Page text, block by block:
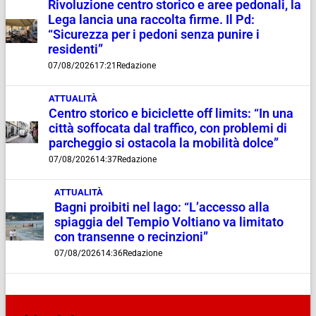
Rivoluzione centro storico e aree pedonali, la
Lega lancia una raccolta firme. Il Pd:
“Sicurezza per i pedoni senza punire i
residenti”
07/08/202617:21 Redazione
ATTUALITÀ
Centro storico e biciclette off limits: “In una
città soffocata dal traffico, con problemi di
parcheggio si ostacola la mobilità dolce”
07/08/202614:37Redazione
ATTUALITÀ
Bagni proibiti nel lago: “L’accesso alla
spiaggia del Tempio Voltiano va limitato
con transenne o recinzioni”
07/08/202614:36Redazione